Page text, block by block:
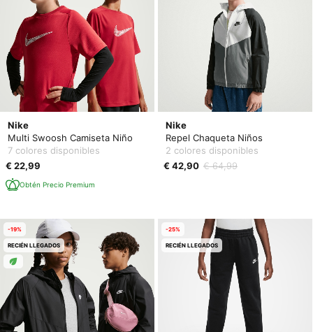
Nike
Multi Swoosh Camiseta Niño
7 colores disponibles
€ 22,99
Obtén Precio Premium
Nike
Repel Chaqueta Niños
2 colores disponibles
€ 42,90 € 64,99
-19%
RECIÉN LLEGADOS
-25%
RECIÉN LLEGADOS